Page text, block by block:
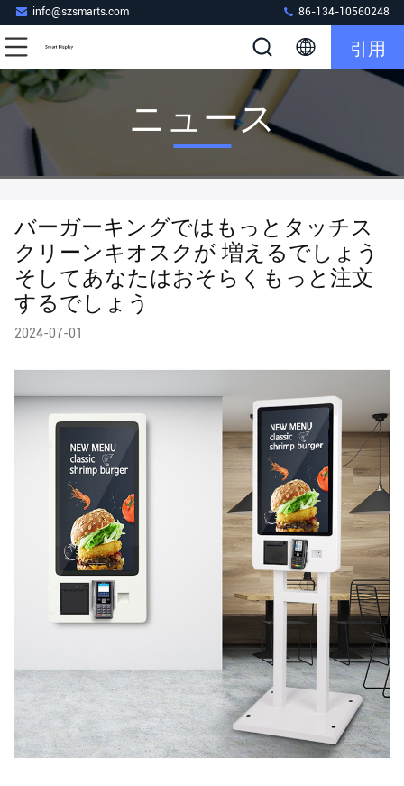
info@szsmarts.com 86-134-10560248
引用
ニュース
バーガーキングではもっとタッチス
クリーンキオスクが 増えるでしょう
そしてあなたはおそらくもっと注文
するでしょう
2024-07-01